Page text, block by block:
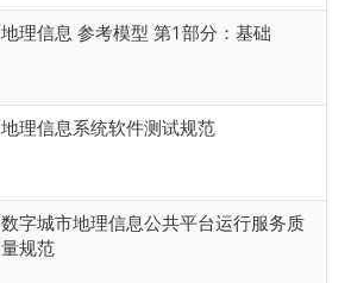
地理信息 参考模型 第1部分：基础
地理信息系统软件测试规范
数字城市地理信息公共平台运行服务质
量规范